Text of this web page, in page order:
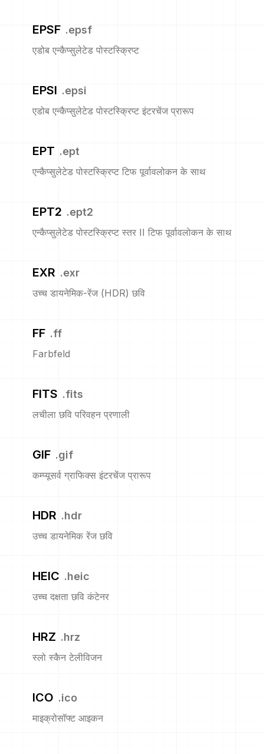
EPSF .epsf
एडोब एन्कैप्सुलेटेड पोस्टस्क्रिप्ट
EPSI .epsi
एडोब एन्कैप्सुलेटेड पोस्टस्क्रिप्ट इंटरचेंज प्रारूप
EPT .ept
एन्कैप्सुलेटेड पोस्टस्क्रिप्ट टिफ पूर्वावलोकन के साथ
EPT2 .ept2
एन्कैप्सुलेटेड पोस्टस्क्रिप्ट स्तर II टिफ पूर्वावलोकन के साथ
EXR .exr
उच्च डायनेमिक-रेंज (HDR) छवि
FF .ff
Farbfeld
FITS .fits
लचीला छवि परिवहन प्रणाली
GIF .gif
कम्प्यूसर्व ग्राफिक्स इंटरचेंज प्रारूप
HDR .hdr
उच्च डायनेमिक रेंज छवि
HEIC .heic
उच्च दक्षता छवि कंटेनर
HRZ .hrz
स्लो स्कैन टेलीविजन
ICO .ico
माइक्रोसॉफ्ट आइकन